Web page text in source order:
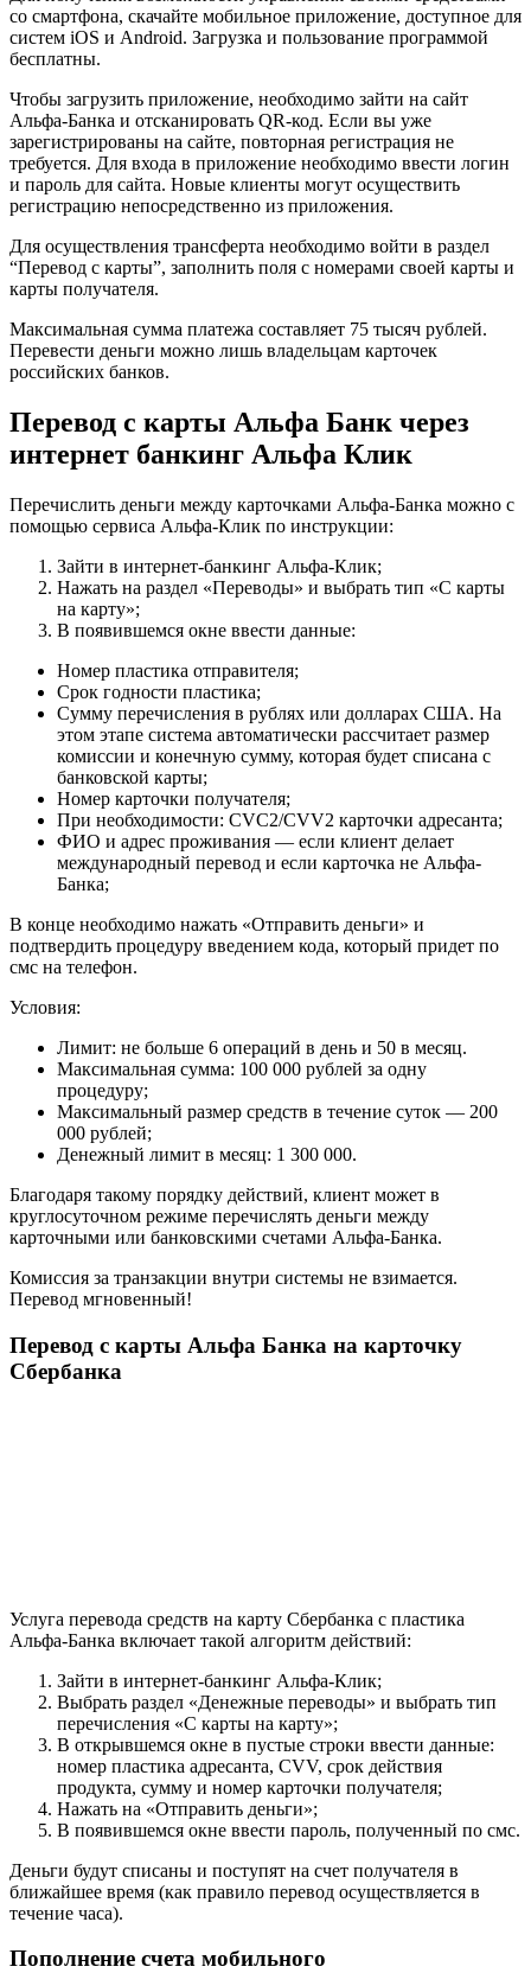
со смартфона, скачайте мобильное приложение, доступное для
систем iOS и Android. Загрузка и пользование программой
бесплатны.
Чтобы загрузить приложение, необходимо зайти на сайт
Альфа-Банка и отсканировать QR-код. Если вы уже
зарегистрированы на сайте, повторная регистрация не
требуется. Для входа в приложение необходимо ввести логин
и пароль для сайта. Новые клиенты могут осуществить
регистрацию непосредственно из приложения.
Для осуществления трансферта необходимо войти в раздел
“Перевод с карты”, заполнить поля с номерами своей карты и
карты получателя.
Максимальная сумма платежа составляет 75 тысяч рублей.
Перевести деньги можно лишь владельцам карточек
российских банков.
Перевод с карты Альфа Банк через
интернет банкинг Альфа Клик
Перечислить деньги между карточками Альфа-Банка можно с
помощью сервиса Альфа-Клик по инструкции:
Зайти в интернет-банкинг Альфа-Клик;
Нажать на раздел «Переводы» и выбрать тип «С карты
на карту»;
В появившемся окне ввести данные:
Номер пластика отправителя;
Срок годности пластика;
Сумму перечисления в рублях или долларах США. На
этом этапе система автоматически рассчитает размер
комиссии и конечную сумму, которая будет списана с
банковской карты;
Номер карточки получателя;
При необходимости: CVC2/CVV2 карточки адресанта;
ФИО и адрес проживания — если клиент делает
международный перевод и если карточка не Альфа-
Банка;
В конце необходимо нажать «Отправить деньги» и
подтвердить процедуру введением кода, который придет по
смс на телефон.
Условия:
Лимит: не больше 6 операций в день и 50 в месяц.
Максимальная сумма: 100 000 рублей за одну
процедуру;
Максимальный размер средств в течение суток — 200
000 рублей;
Денежный лимит в месяц: 1 300 000.
Благодаря такому порядку действий, клиент может в
круглосуточном режиме перечислять деньги между
карточными или банковскими счетами Альфа-Банка.
Комиссия за транзакции внутри системы не взимается.
Перевод мгновенный!
Перевод с карты Альфа Банка на карточку
Сбербанка
Услуга перевода средств на карту Сбербанка с пластика
Альфа-Банка включает такой алгоритм действий:
Зайти в интернет-банкинг Альфа-Клик;
Выбрать раздел «Денежные переводы» и выбрать тип
перечисления «С карты на карту»;
В открывшемся окне в пустые строки ввести данные:
номер пластика адресанта, CVV, срок действия
продукта, сумму и номер карточки получателя;
Нажать на «Отправить деньги»;
В появившемся окне ввести пароль, полученный по смс.
Деньги будут списаны и поступят на счет получателя в
ближайшее время (как правило перевод осуществляется в
течение часа).
Пополнение счета мобильного